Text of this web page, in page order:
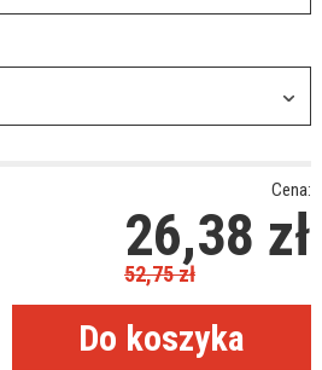
Cena:
26,38 zł
52,75zł